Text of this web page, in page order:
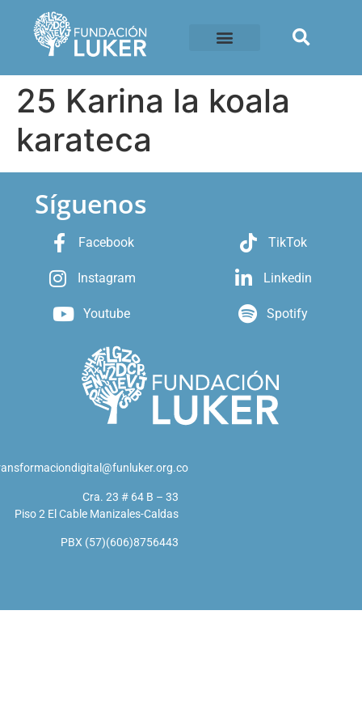
25 Karina la koala
karateca
Síguenos
Facebook
Instagram
Youtube
TikTok
Linkedin
Spotify
Cra. 23 # 64 B – 33
Piso 2 El Cable Manizales-Caldas
PBX (57)(606)8756443